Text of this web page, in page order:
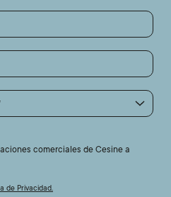
comerciales de Cesine a
de Privacidad.